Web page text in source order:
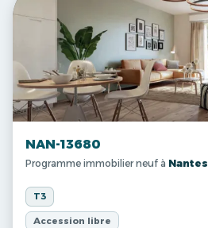
NAN-13680
Programme immobilier neuf à Nantes
T3
Accession libre